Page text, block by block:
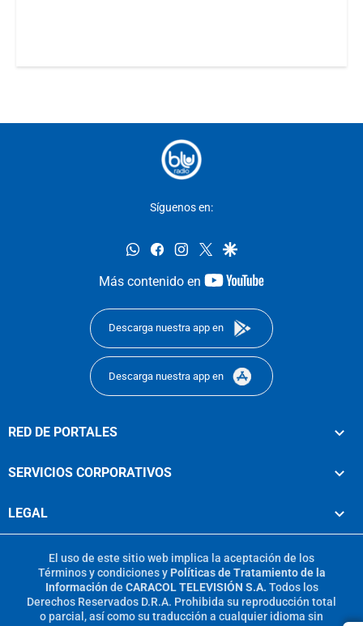
Síguenos en:
whatsappfacebookinstagram
twittergoogle
Más contenido en
youtube-
Descarga nuestra app en
Descarga nuestra app en
RED DE PORTALES
SERVICIOS CORPORATIVOS
LEGAL
El uso de este sitio web implica la aceptación de los
Términos y condicionesy Políticas de Tratamiento de la
Información de CARACOL TELEVISIÓN S.A. Todos los
Derechos Reservados D.R.A. Prohibida su reproducción total
o parcial, así como su traducción a cualquier idioma sin